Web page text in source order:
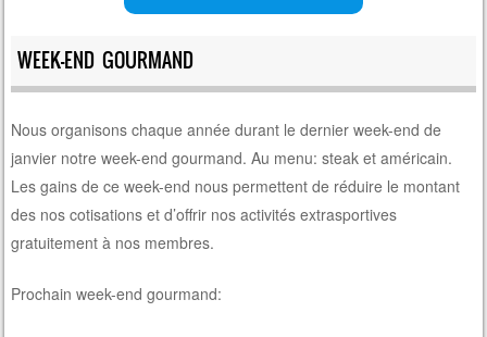
WEEK-END GOURMAND
Nous organisons chaque année durant le dernier week-end de
janvier notre week-end gourmand. Au menu: steak et américain.
Les gains de ce week-end nous permettent de réduire le montant
des nos cotisations et d’offrir nos activités extrasportives
gratuitement à nos membres.
Prochain week-end gourmand: